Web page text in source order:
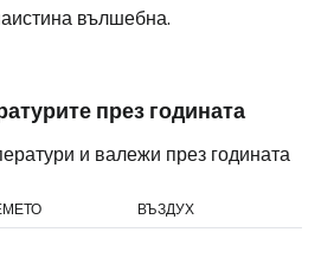
вълшебна.
през годината
и валежи през годината
ВЪЗДУХ